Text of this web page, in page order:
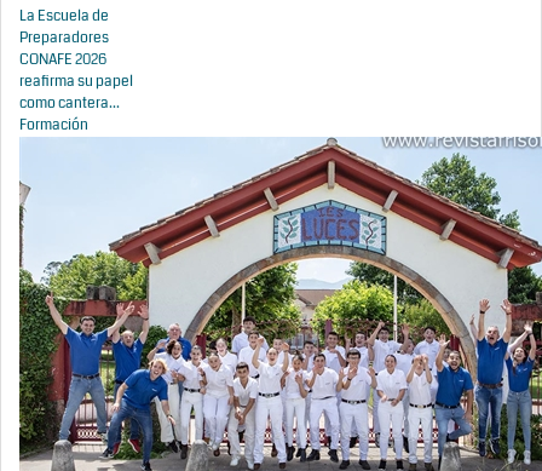
La Escuela de
Preparadores
CONAFE 2026
reafirma su papel
como cantera...
Formación